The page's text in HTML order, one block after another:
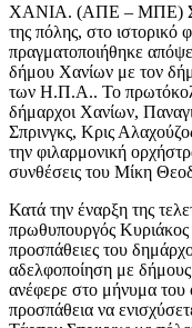
ΧΑΝΙΑ. (ΑΠΕ – ΜΠΕ) Σε
της πόλης, στο ιστορικό
πραγματοποιήθηκε
δήμου Χανίων με τον
των Η.Π.Α.. Το
δήμαρχοι Χανίων,
Σπρινγκς, Κρις
την φιλαρμονική
συνθέσεις του Μίκη
Κατά την έναρξη της
πρωθυπουργός Κυριάκος
προσπάθειες του
αδελφοποίηση με
ανέφερε στο μήνυμα
προσπάθεια να